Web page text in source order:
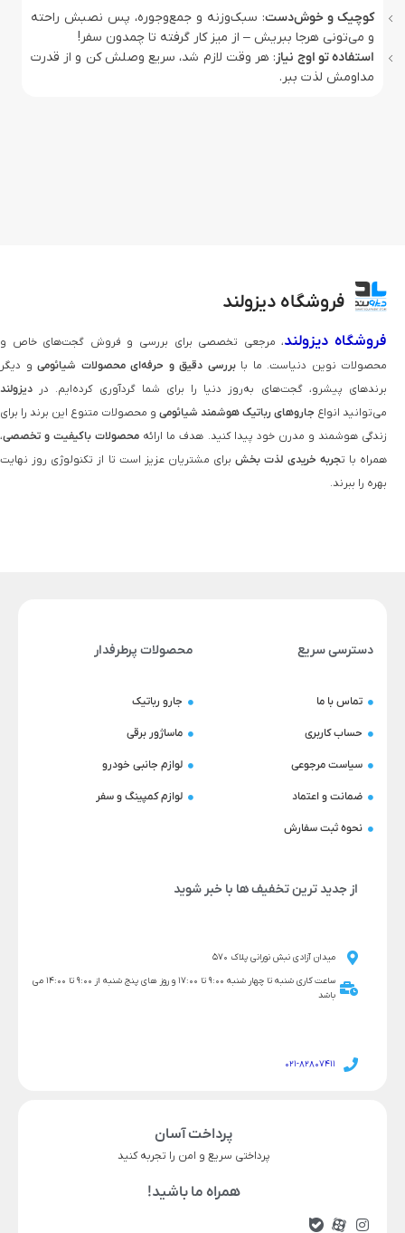
کوچیک و خوش‌دست: سبک‌وزنه و جمع‌وجوره، پس نصبش راحته
و می‌تونی هرجا ببریش – از میز کار گرفته تا چمدون سفر!
استفاده تو اوج نیاز: هر وقت لازم شد، سریع وصلش کن و از قدرت
مداومش لذت ببر.
فروشگاه دیزولند
فروشگاه دیزولند، مرجعی تخصصی برای بررسی و فروش گجت‌های خاص و
محصولات نوین دنیاست. ما بابررسی دقیق و حرفه‌ای محصولات شیائومی و دیگر
برندهای پیشرو، گجت‌های به‌روز دنیا را برای شما گردآوری کرده‌ایم. در دیزولند
می‌توانید انواع جاروهای رباتیک هوشمند شیائومی و محصولات متنوع این برند را برای
زندگی هوشمند و مدرن خود پیدا کنید. هدف ما ارائه محصولات باکیفیت و تخصصی،
همراه با تجربه خریدی لذت‌ بخشبرای مشتریان عزیز است تا از تکنولوژی روز نهایت
بهره را ببرند.
دسترسی سریع
تماس با ما
حساب کاربری
سیاست مرجوعی
ضمانت و اعتماد
نحوه ثبت سفارش
محصولات پرطرفدار
جارو رباتیک
ماساژور برقی
لوازم جانبی خودرو
لوازم کمپینگ و سفر
از جدید ترین تخفیف ها با خبر شوید
میدان آزادی نبش نورانی پلاک 570
ساعت کاری شنبه تا چهار شنبه 9:00 تا 17:00 و روز های پنج شنبه از 9:00 تا 14:00 می
باشد
021-82807411
پرداخت آسان
پرداختی سریع و امن را تجربه کنید
همراه ما باشید!